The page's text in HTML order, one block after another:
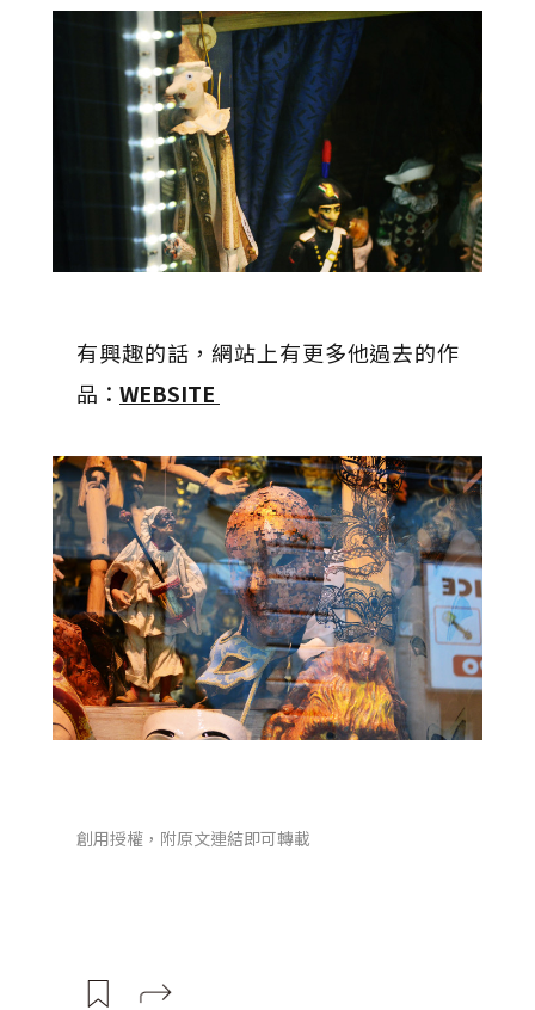
有興趣的話，網站上有更多他過去的作
品： WEBSITE
創用授權，附原文連結即可轉載